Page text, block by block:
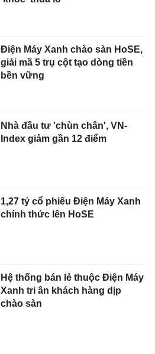
Điện Máy Xanh chào sàn HoSE,
giải mã 5 trụ cột tạo dòng tiền
bền vững
Nhà đầu tư 'chùn chân', VN-
Index giảm gần 12 điểm
1,27 tỷ cổ phiếu Điện Máy Xanh
chính thức lên HoSE
Hệ thống bán lẻ thuộc Điện Máy
Xanh tri ân khách hàng dịp
chào sàn